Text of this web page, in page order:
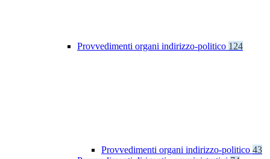
Provvedimenti organi indirizzo-politico 124
Provvedimenti organi indirizzo-politico 43